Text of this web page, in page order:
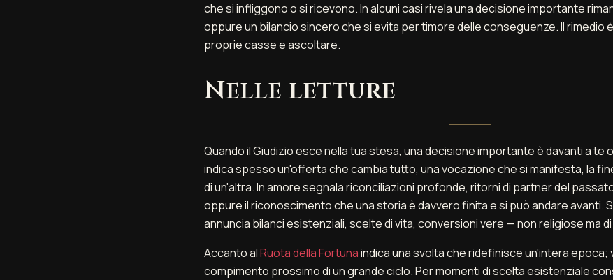
che si infliggono o si ricevono. In alcuni casi rivela una decisione importante
oppure un bilancio sincero che si evita per timore delle conseguenze. Il rimedio
proprie casse e ascoltare.
Nelle letture
Quando il Giudizio esce nella tua stesa, una decisione importante è davanti a te
indica spesso un'offerta che cambia tutto, una vocazione che si manifesta, la
di un'altra. In amore segnala riconciliazioni profonde, ritorni di partner del
oppure il riconoscimento che una storia è davvero finita e si può andare avanti.
annuncia bilanci esistenziali, scelte di vita, conversioni vere — non religiose ma
Accanto alRuota della Fortunaindica una svolta che ridefinisce un'intera epoca;
compimento prossimo di un grande ciclo. Per momenti di scelta esistenziale